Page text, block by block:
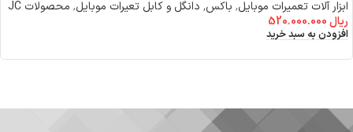
ابزار آلات تعمیرات موبایل, باکس٬ دانگل و کابل تعیرات موبایل , محصولات JC
ریال
افزودن به سبد خرید